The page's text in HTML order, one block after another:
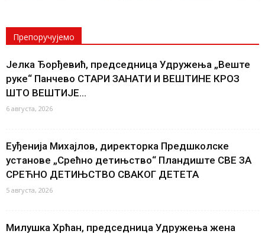
Препоручујемо
Јелка Ђорђевић, председница Удружења „Веште
руке“ Панчево СТАРИ ЗАНАТИ И ВЕШТИНЕ КРОЗ
ШТО ВЕШТИЈЕ...
6 августа, 2026
Еуђенија Михајлов, директорка Предшколске
установе „Срећно детињство“ Пландиште СВЕ ЗА
СРЕЋНО ДЕТИЊСТВО СВАКОГ ДЕТЕТА
5 августа, 2026
Милушка Хрћан, председница Удружења жена